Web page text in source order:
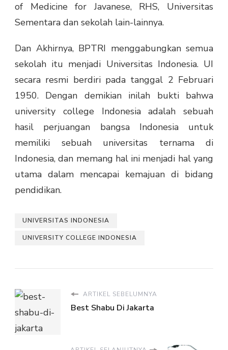
of Medicine for Javanese, RHS, Universitas
Sementara dan sekolah lain-lainnya.
Dan Akhirnya, BPTRI menggabungkan semua
sekolah itu menjadi Universitas Indonesia. UI
secara resmi berdiri pada tanggal 2 Februari
1950. Dengan demikian inilah bukti bahwa
university college Indonesia adalah sebuah
hasil perjuangan bangsa Indonesia untuk
memiliki sebuah universitas ternama di
Indonesia, dan memang hal ini menjadi hal yang
utama dalam mencapai kemajuan di bidang
pendidikan.
UNIVERSITAS INDONESIA
UNIVERSITY COLLEGE INDONESIA
ARTIKEL SEBELUMNYA
Best Shabu Di Jakarta